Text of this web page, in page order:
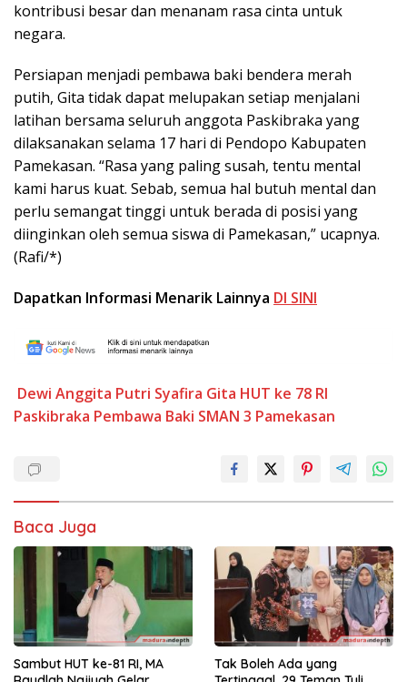
kontribusi besar dan menanam rasa cinta untuk
negara.
Persiapan menjadi pembawa baki bendera merah
putih, Gita tidak dapat melupakan setiap menjalani
latihan bersama seluruh anggota Paskibraka yang
dilaksanakan selama 17 hari di Pendopo Kabupaten
Pamekasan. “Rasa yang paling susah, tentu mental
kami harus kuat. Sebab, semua hal butuh mental dan
perlu semangat tinggi untuk berada di posisi yang
diinginkan oleh semua siswa di Pamekasan,” ucapnya.
(Rafi/*)
Dapatkan Informasi Menarik Lainnya DI SINI
Dewi Anggita Putri Syafira Gita HUT ke 78 RI
Paskibraka Pembawa Baki SMAN 3 Pamekasan
Baca Juga
Sambut HUT ke-81 RI, MA
Tak Boleh Ada yang